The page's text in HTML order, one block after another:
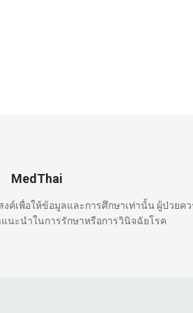
MedThai
ค์เพื่อให้ข้อมูลและการศึกษาเท่านั้น ผู้ป่วยค
นะนำในการรักษาหรือการวินิจฉัยโรค